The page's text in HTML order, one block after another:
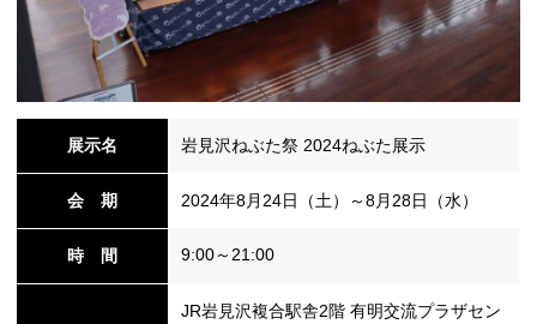
ョ
展示名 岩見沢ねぶた祭 2024ねぶた展示
会 期 2024年8月24日（土）～8月28日（水）
時 間 9:00～21:00
JR岩見沢複合駅舎2階 有明交流プラザセン